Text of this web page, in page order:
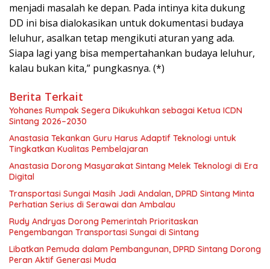
menjadi masalah ke depan. Pada intinya kita dukung
DD ini bisa dialokasikan untuk dokumentasi budaya
leluhur, asalkan tetap mengikuti aturan yang ada.
Siapa lagi yang bisa mempertahankan budaya leluhur,
kalau bukan kita,” pungkasnya. (*)
Berita Terkait
Yohanes Rumpak Segera Dikukuhkan sebagai Ketua ICDN
Sintang 2026–2030
Anastasia Tekankan Guru Harus Adaptif Teknologi untuk
Tingkatkan Kualitas Pembelajaran
Anastasia Dorong Masyarakat Sintang Melek Teknologi di Era
Digital
Transportasi Sungai Masih Jadi Andalan, DPRD Sintang Minta
Perhatian Serius di Serawai dan Ambalau
Rudy Andryas Dorong Pemerintah Prioritaskan
Pengembangan Transportasi Sungai di Sintang
Libatkan Pemuda dalam Pembangunan, DPRD Sintang Dorong
Peran Aktif Generasi Muda